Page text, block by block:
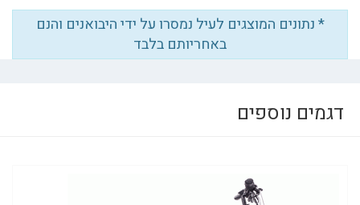
* נתונים המוצגים לעיל נמסרו על ידי היבואנים והנם
באחריותם בלבד
דגמים נוספים